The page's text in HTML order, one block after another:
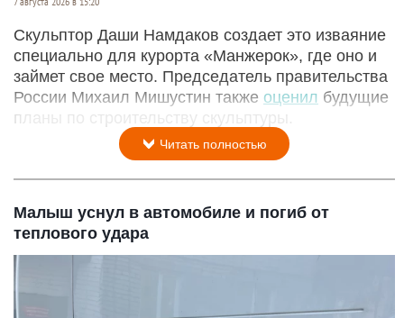
Скульптор Даши Намдаков создает это изваяние
специально для курорта «Манжерок», где оно и
займет свое место. Председатель правительства
России Михаил Мишустин также оценил будущие
планы по строительству скульптуры.
Читать полностью
Малыш уснул в автомобиле и погиб от
теплового удара